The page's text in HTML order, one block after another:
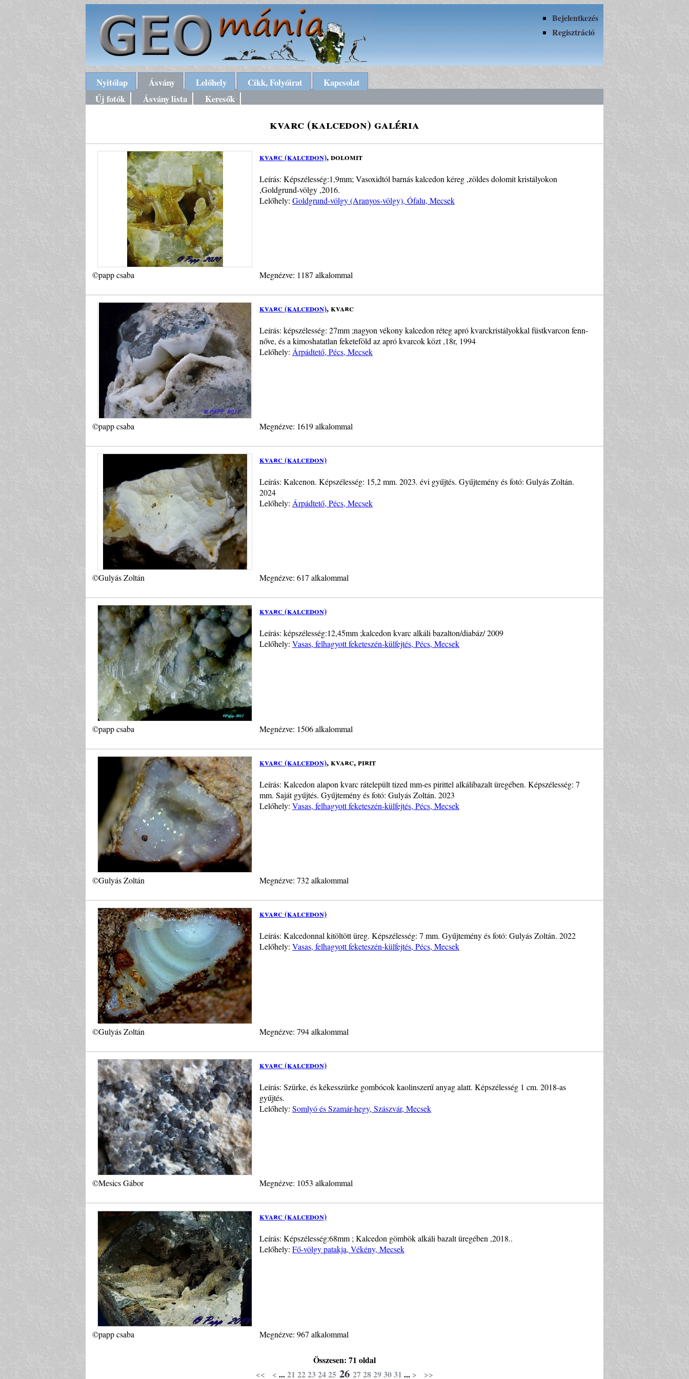
Bejelentkezés
Regisztráció
Nyitólap Ásvány Lelőhely Cikk, Folyóirat
Kapcsolat
Új fotók
Ásvány lista Keresők
kvarc (kalcedon) galéria
kvarc (kalcedon), dolomit
Leírás: Képszélesség:1,9mm; Vasoxidtól barnás kalcedon kéreg ,zöldes dolomit kristályokon
,Goldgrund-völgy ,2016.
Lelőhely: Goldgrund-völgy (Aranyos-völgy), Ófalu, Mecsek
©papp csaba Megnézve: 1187 alkalommal
kvarc (kalcedon), kvarc
Leírás: képszélesség: 27mm ;nagyon vékony kalcedon réteg apró kvarckristályokkal füstkvarcon fenn-
nőve, és a kimoshatatlan feketeföld az apró kvarcok közt ,18r, 1994
Lelőhely: Árpádtető, Pécs, Mecsek
©papp csaba Megnézve: 1619 alkalommal
kvarc (kalcedon)
Leírás: Kalcenon. Képszélesség: 15,2 mm. 2023. évi gyűjtés. Gyűjtemény és fotó: Gulyás Zoltán.
2024
Lelőhely: Árpádtető, Pécs, Mecsek
©Gulyás Zoltán Megnézve: 617 alkalommal
kvarc (kalcedon)
Leírás: képszélesség:12,45mm ;kalcedon kvarc alkáli bazalton/diabáz/ 2009
Lelőhely: Vasas, felhagyott feketeszén-külfejtés, Pécs, Mecsek
©papp csaba Megnézve: 1506 alkalommal
kvarc (kalcedon), kvarc, pirit
Leírás: Kalcedon alapon kvarc rátelepült tized mm-es pirittel alkálibazalt üregében. Képszélesség: 7
mm. Saját gyűjtés. Gyűjtemény és fotó: Gulyás Zoltán. 2023
Lelőhely: Vasas, felhagyott feketeszén-külfejtés, Pécs, Mecsek
©Gulyás Zoltán Megnézve: 732 alkalommal
kvarc (kalcedon)
Leírás: Kalcedonnal kitöltött üreg. Képszélesség: 7 mm. Gyűjtemény és fotó: Gulyás Zoltán. 2022
Lelőhely: Vasas, felhagyott feketeszén-külfejtés, Pécs, Mecsek
©Gulyás Zoltán Megnézve: 794 alkalommal
kvarc (kalcedon)
Leírás: Szürke, és kékesszürke gombócok kaolinszerű anyag alatt. Képszélesség 1 cm. 2018-as
gyűjtés.
Lelőhely: Somlyó és Szamár-hegy, Szászvár, Mecsek
©Mesics Gábor Megnézve: 1053 alkalommal
kvarc (kalcedon)
Leírás: Képszélesség:68mm ; Kalcedon gömbök alkáli bazalt üregében ,2018..
Lelőhely: Fő-völgy patakja, Vékény, Mecsek
©papp csaba Megnézve: 967 alkalommal
Összesen: 71 oldal
<<
< ...21 22232425 26 2728293031 ... > >>